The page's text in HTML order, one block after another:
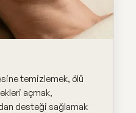
temizlemek, ölü
açmak,
desteği sağlamak